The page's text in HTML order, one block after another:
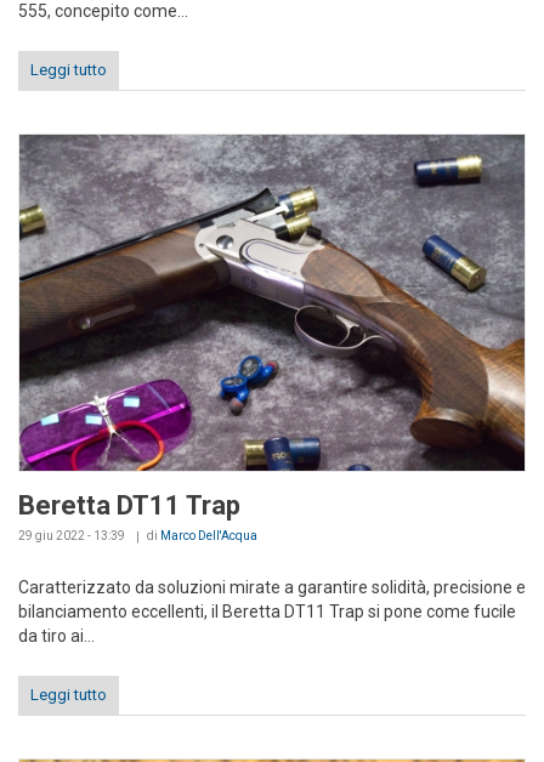
555, concepito come...
Leggi tutto
Beretta DT11 Trap
29 giu 2022 - 13:39 di Marco Dell'Acqua
Caratterizzato da soluzioni mirate a garantire solidità, precisione e
bilanciamento eccellenti, il Beretta DT11 Trap si pone come fucile
da tiro ai...
Leggi tutto